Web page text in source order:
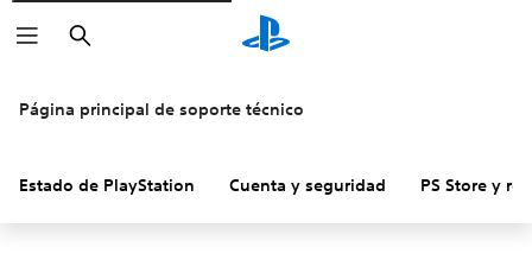
Buscar
Página principal de soporte técnico
Estado de PlayStation Cuenta y seguridad PS Store y